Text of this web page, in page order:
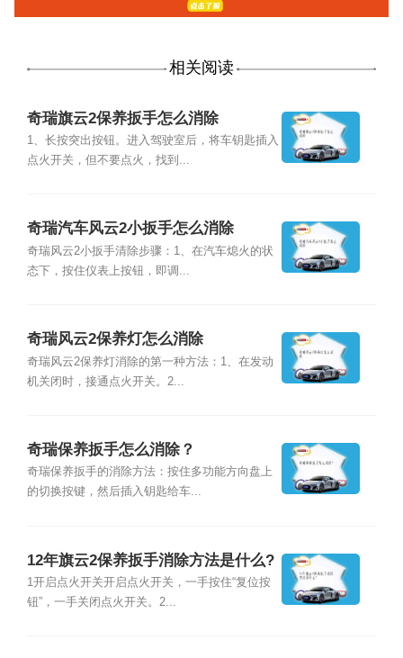
相关阅读
奇瑞旗云2保养扳手怎么消除
1、长按突出按钮。进入驾驶室后，将车钥匙插入
点火开关，但不要点火，找到...
奇瑞汽车风云2小扳手怎么消除
奇瑞风云2小扳手清除步骤：1、在汽车熄火的状
态下，按住仪表上按钮，即调...
奇瑞风云2保养灯怎么消除
奇瑞风云2保养灯消除的第一种方法：1、在发动
机关闭时，接通点火开关。2...
奇瑞保养扳手怎么消除？
奇瑞保养扳手的消除方法：按住多功能方向盘上
的切换按键，然后插入钥匙给车...
12年旗云2保养扳手消除方法是什么?
1开启点火开关开启点火开关，一手按住“复位按
钮”，一手关闭点火开关。2...